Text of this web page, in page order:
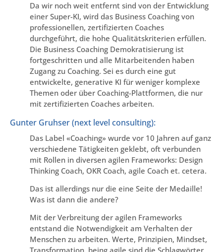
Da wir noch weit entfernt sind von der Entwicklung
einer Super-KI, wird das Business Coaching von
professionellen, zertifizierten Coaches
durchgeführt, die hohe Qualitätskriterien erfüllen.
Die Business Coaching Demokratisierung ist
fortgeschritten und alle Mitarbeitenden haben
Zugang zu Coaching. Sei es durch eine gut
entwickelte, generative KI für weniger komplexe
Themen oder über Coaching-Plattformen, die nur
mit zertifizierten Coaches arbeiten.
Gunter Gruhser (next level consulting):
Das Label «Coaching» wurde vor 10 Jahren auf ganz
verschiedene Tätigkeiten geklebt, oft verbunden
mit Rollen in diversen agilen Frameworks: Design
Thinking Coach, OKR Coach, agile Coach et. cetera.
Das ist allerdings nur die eine Seite der Medaille!
Was ist dann die andere?
Mit der Verbreitung der agilen Frameworks
entstand die Notwendigkeit am Verhalten der
Menschen zu arbeiten. Werte, Prinzipien, Mindset,